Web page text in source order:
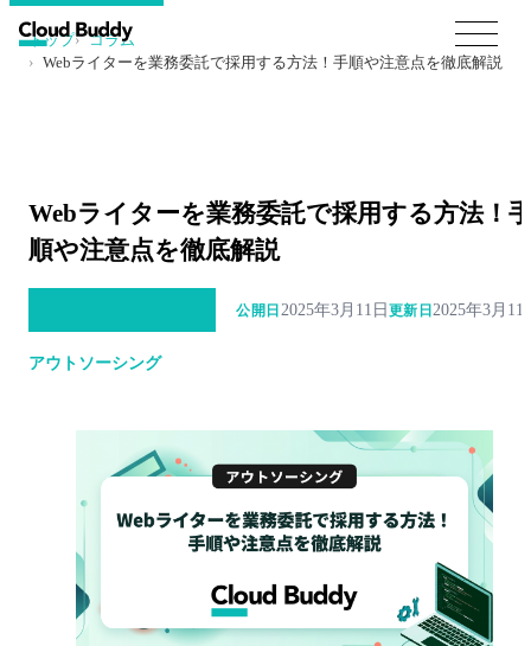
トップ
コラム
Webライターを業務委託で採用する方法！手順や注意点を徹底解説
Webライターを業務委託で採用する方法！
順や注意点を徹底解説
公開日 2025年3月11日 更新日 2025年3月11
アウトソーシング